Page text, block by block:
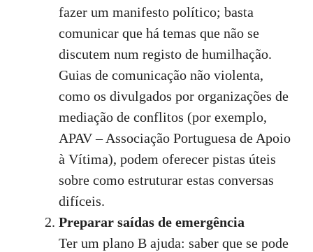
fazer um manifesto político; basta
comunicar que há temas que não se
discutem num registo de humilhação.
Guias de comunicação não violenta,
como os divulgados por organizações de
mediação de conflitos (por exemplo,
APAV – Associação Portuguesa de Apoio
à Vítima), podem oferecer pistas úteis
sobre como estruturar estas conversas
difíceis.
Preparar saídas de emergência
Ter um plano B ajuda: saber que se pode